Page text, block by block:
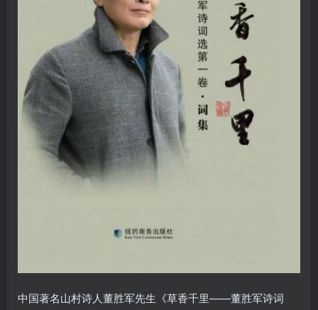
中国著名山村诗人董胜军先生《草香千里——董胜军诗词